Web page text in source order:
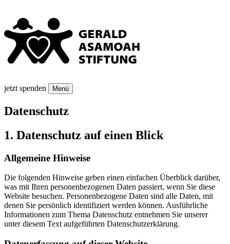
jetzt spenden Menü
Datenschutz
1. Datenschutz auf einen Blick
Allgemeine Hinweise
Die folgenden Hinweise geben einen einfachen Überblick darüber,
was mit Ihren personenbezogenen Daten passiert, wenn Sie diese
Website besuchen. Personenbezogene Daten sind alle Daten, mit
denen Sie persönlich identifiziert werden können. Ausführliche
Informationen zum Thema Datenschutz entnehmen Sie unserer
unter diesem Text aufgeführten Datenschutzerklärung.